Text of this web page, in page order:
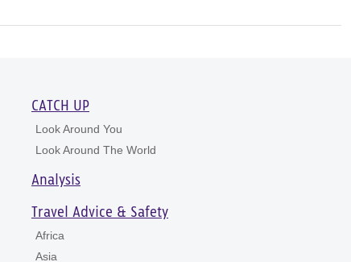
CATCH UP
Look Around You
Look Around The World
Analysis
Travel Advice & Safety
Africa
Asia